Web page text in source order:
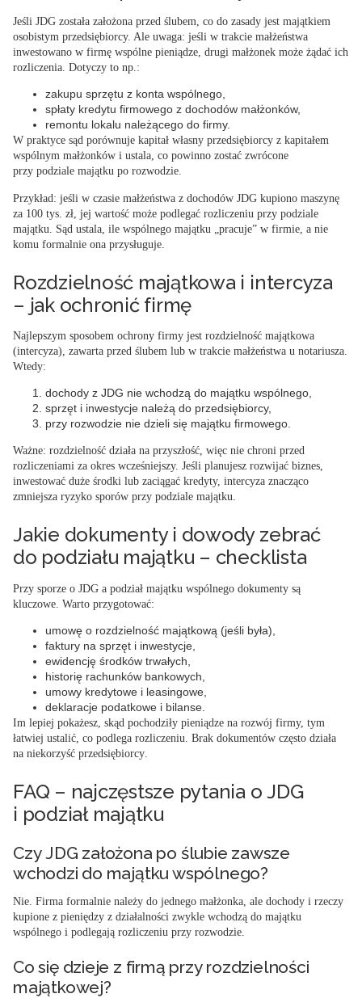
Jeśli JDG została założona przed ślubem, co do zasady jest majątkiem
osobistym przedsiębiorcy. Ale uwaga: jeśli w trakcie małżeństwa
inwestowano w firmę wspólne pieniądze, drugi małżonek może żądać ich
rozliczenia . Dotyczy to np.:
zakupu sprzętu z konta wspólnego,
spłaty kredytu firmowego z dochodów małżonków,
remontu lokalu należącego do firmy.
W praktyce sąd porównuje kapitał własny przedsiębiorcy z kapitałem
wspólnym małżonków i ustala, co powinno zostać zwrócone
przy podziale majątku po rozwodzie.
Przykład: jeśli w czasie małżeństwa z dochodów JDG kupiono maszynę
za 100 tys. zł, jej wartość może podlegać rozliczeniu przy podziale
majątku. Sąd ustala, ile wspólnego majątku „pracuje” w firmie, a nie
komu formalnie ona przysługuje
Rozdzielność majątkowa i intercyza
– jak ochronić firmę
Najlepszym sposobem ochrony firmy jest rozdzielność majątkowa
(intercyza), zawarta przed ślubem lub w trakcie małżeństwa u notariusza.
Wtedy:
dochody z JDG nie wchodzą do majątku wspólnego,
sprzęt i inwestycje należą do przedsiębiorcy,
przy rozwodzie nie dzieli się majątku firmowego.
Ważne: rozdzielność działa na przyszłość, więc nie chroni przed
rozliczeniami za okres wcześniejszy. Jeśli planujesz rozwijać biznes,
inwestować duże środki lub zaciągać kredyty, intercyza znacząco
zmniejsza ryzyko sporów przy podziale majątku.
Jakie dokumenty i dowody zebrać
do podziału majątku – checklista
Przy sporze o JDG a podział majątku wspólnego dokumenty są
kluczowe. Warto przygotować:
umowę o rozdzielność majątkową (jeśli była),
faktury na sprzęt i inwestycje,
ewidencję środków trwałych,
historię rachunków bankowych,
umowy kredytowe i leasingowe,
deklaracje podatkowe i bilanse.
Im lepiej pokażesz, skąd pochodziły pieniądze na rozwój firmy, tym
łatwiej ustalić, co podlega rozliczeniu. Brak dokumentów często działa
na niekorzyść przedsiębiorcy.
FAQ – najczęstsze pytania o JDG
i podział majątku
Czy JDG założona po ślubie zawsze
wchodzi do majątku wspólnego?
Nie. Firma formalnie należy do jednego małżonka, ale dochody i rzeczy
kupione z pieniędzy z działalności zwykle wchodzą do majątku
wspólnego i podlegają rozliczeniu przy rozwodzie.
Co się dzieje z firmą przy rozdzielności
majątkowej?